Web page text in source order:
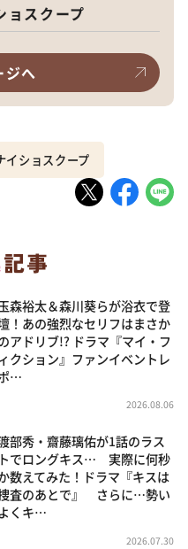
ョスクープ
ジへ
イショスクープ
森裕太＆森川葵らが浴衣で登
！あの強烈なセリフはまさか
アドリブ!? ドラマ『マイ・フ
クション』ファンイベントレ
…
2026.08.06
部秀・齋藤璃佑が1話のラス
トでロングキス… 実際に何秒
数えてみた！ドラマ『キスは
査のあとで』 さらに…勢い
くキ…
2026.07.30